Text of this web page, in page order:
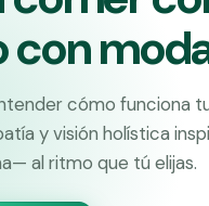
con
cómo funciona
y visión holística
al ritmo que tú elijas.